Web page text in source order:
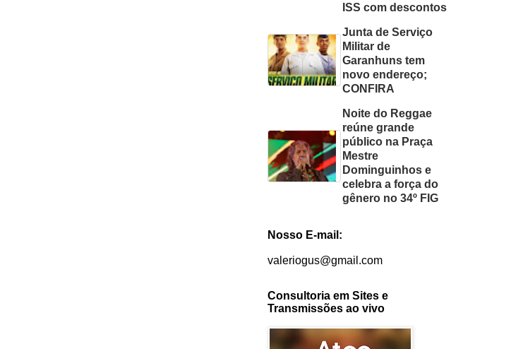
ISS com descontos
Junta de Serviço
Militar de
Garanhuns tem
novo endereço;
CONFIRA
Noite do Reggae
reúne grande
público na Praça
Mestre
Dominguinhos e
celebra a força do
gênero no 34º FIG
Nosso E-mail:
valeriogus@gmail.com
Consultoria em Sites e
Transmissões ao vivo